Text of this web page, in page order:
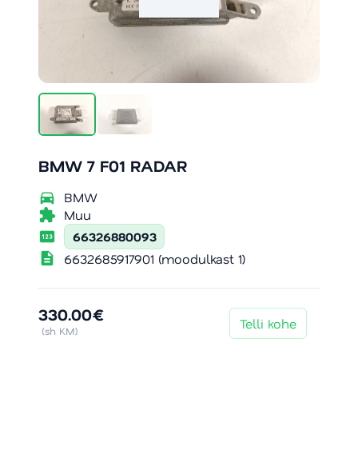
BMW 7 F01 RADAR
directions_car BMW
extension Muu
pin 66326880093
description 6632685917901 (moodulkast 1)
330.00€
(sh KM) Telli kohe